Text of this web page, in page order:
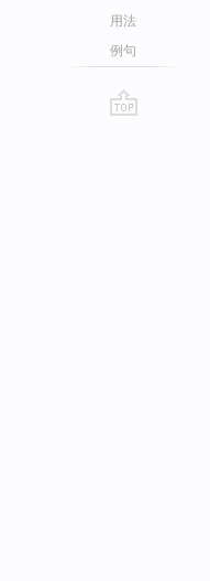
用法
例句